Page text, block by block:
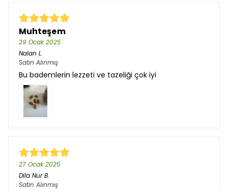
Muhteşem
29 Ocak 2025
Nalan L.
Satın Alınmış
Bu bademlerin lezzeti ve tazeliği çok iyi
27 Ocak 2025
Dila NurB.
Satın Alınmış